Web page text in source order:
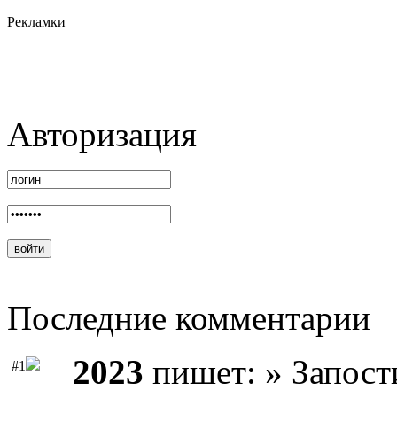
Рекламки
Авторизация
Последние комментарии
#1 2023 пишет: »